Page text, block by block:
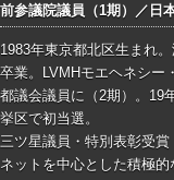
前参議院議員（1期）／日
1983年東京都北区生まれ
卒業。LVMHモエヘネシー
都議会議員に（2期）。19
挙区で初当選。
三ツ星議員・特別表彰受賞
ネットを中心とした積極